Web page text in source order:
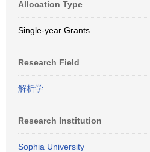
Allocation Type
Single-year Grants
Research Field
解析学
Research Institution
Sophia University